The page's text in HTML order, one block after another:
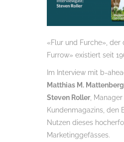
«Flur und Furche», der
Furrow» existiert seit
Im Interview mit b-
Matthias M.
Steven Roller, Manager
Kundenmagazins, den
Nutzen dieses
Marketinggefässes.